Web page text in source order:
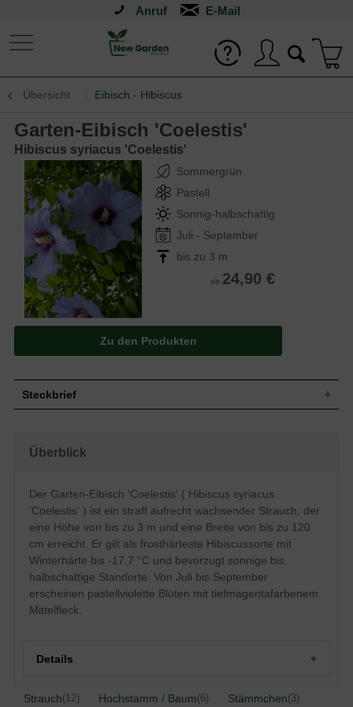
Anruf
Übersicht Eibisch - Hibiscus
Garten-Eibisch 'Coelestis'
Hibiscus syriacus 'Coelestis'
Sommergrün
Pastell
Sonnig-halbschattig
Juli - September
bis zu 3 m
ab 24,90 €
Zu den Produkten
Steckbrief
Blatt
Sommergrün, eiförmig, dreilappig, am
Ende zugespitzt, gezahnter Rand,
eingeschnitten, im Austrieb häufig
gelblichweiß, dann mittelgrün,
Herbstfärbung gelb, 6 bis 10 cm lang
Frucht
Kapselfrucht, braun, unscheinbar
Blüte
Pastell bis bläulichviolett,
tiefmagentafarbener Mittelfleck, einfach,
bis zu 9 cm breit
Wurzeln
Standort
Sonnig bis halbschattig, geschützt
Überblick
Der Garten-Eibisch 'Coelestis' ( Hibiscus syriacus
'Coelestis' ) ist ein straff aufrecht wachsender Strauch, der
eine Höhe von bis zu 3 m und eine Breite von bis zu 120
cm erreicht. Er gilt als frosthärteste Hibiscussorte mit
Winterhärte bis -17,7 °C und bevorzugt sonnige bis
halbschattige Standorte. Von Juli bis September
erscheinen pastellviolette Blüten mit tiefmagentafarbenem
Mittelfleck.
Details
Strauch(12) Hochstamm / Baum(6) Stämmchen(3)